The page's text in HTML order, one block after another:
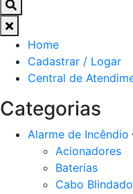
Home
Cadastrar / Logar
Central de
Categorias
Alarme de Incêndio
Acionadores
Baterias
Cabo Blindado